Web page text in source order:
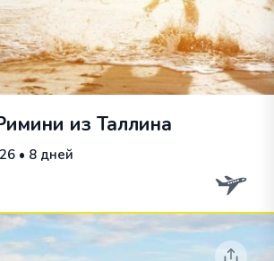
из Таллина
• 8 дней